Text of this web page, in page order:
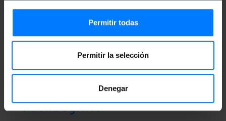
Permitir todas
Permitir la selección
Denegar
Fachbegriffe